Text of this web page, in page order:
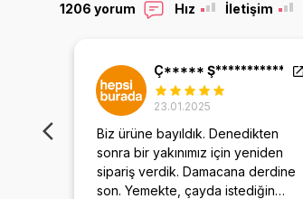
1206 yorum Hız İletişim
Ç***** Ş***********
23.01.2025
Biz ürüne bayıldık. Denedikten
sonra bir yakınımız için yeniden
sipariş verdik. Damacana derdine
son. Yemekte, çayda istediğin